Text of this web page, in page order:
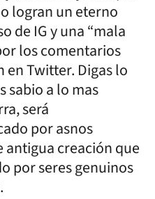
logran un eterno
de IG y una “mala
los comentarios
en Twitter. Digas lo
sabio a lo mas
será
por asnos
antigua creación que
por seres genuinos